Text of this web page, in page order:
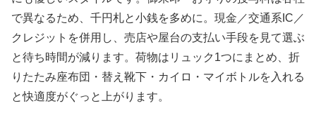
で異なるため、千円札と小銭を多めに。現金／交通系IC／
クレジットを併用し、売店や屋台の支払い手段を見て選ぶ
と待ち時間が減ります。荷物はリュック1つにまとめ、折
りたたみ座布団・替え靴下・カイロ・マイボトルを入れる
と快適度がぐっと上がります。